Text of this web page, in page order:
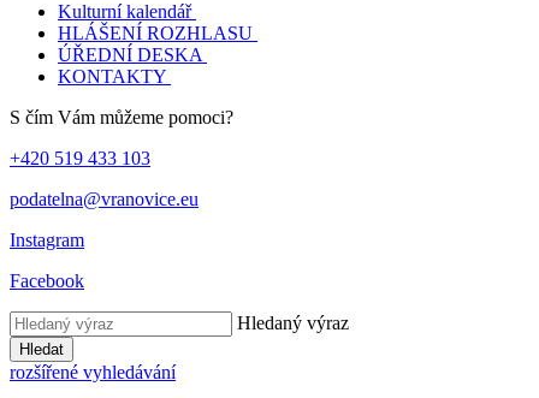
Kulturní kalendář
HLÁŠENÍ ROZHLASU
ÚŘEDNÍ DESKA
KONTAKTY
S čím Vám můžeme pomoci?
+420 519 433 103
podatelna@vranovice.eu
Instagram
Facebook
Hledaný výraz
Hledat
rozšířené vyhledávání